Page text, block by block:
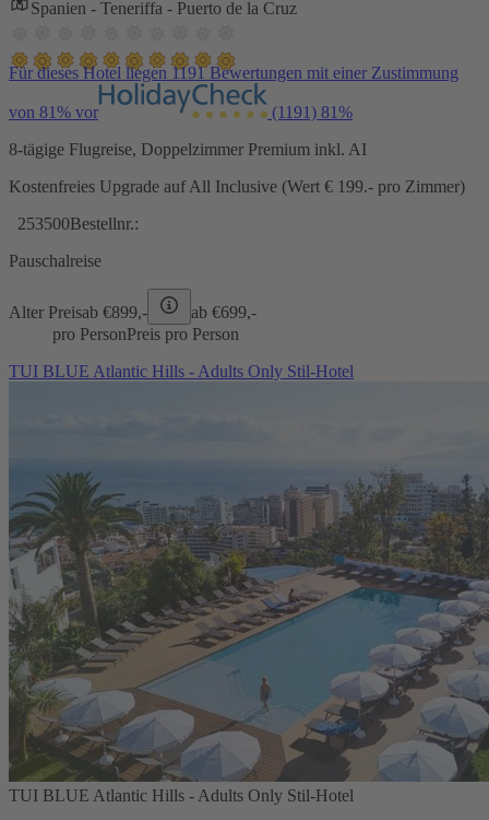
Spanien - Teneriffa - Puerto de la Cruz
Für dieses Hotel liegen 1191 Bewertungen mit einer Zustimmung
von 81% vor (1191) 81%
8-tägige Flugreise, Doppelzimmer Premium inkl. AI
Kostenfreies Upgrade auf All Inclusive (Wert € 199.- pro Zimmer)
253500Bestellnr.:
Pauschalreise
Alter Preisab €899,- ab €699,-
pro PersonPreis pro Person
TUI BLUE Atlantic Hills - Adults Only Stil-Hotel
TUI BLUE Atlantic Hills - Adults Only Stil-Hotel